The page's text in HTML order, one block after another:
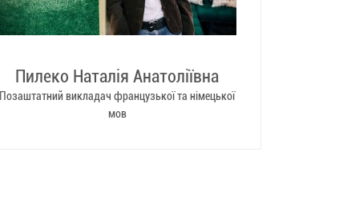
Пилеко Наталія Анатоліївна
Позаштатний викладач французької та німецької
мов